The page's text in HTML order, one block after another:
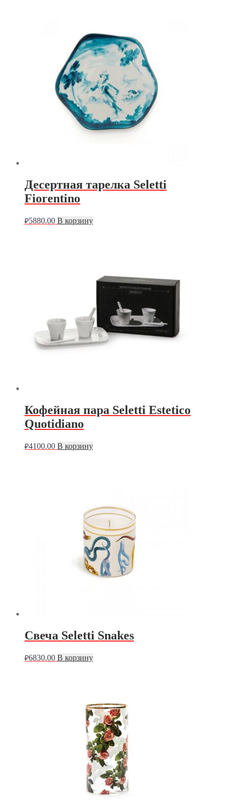
Десертная тарелка Seletti
Fiorentino
₽5880.00 В корзину
Кофейная пара Seletti Estetico
Quotidiano
₽4100.00 В корзину
Свеча Seletti Snakes
₽6830.00 В корзину